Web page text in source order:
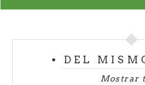
El oasis hospeda también
que se encuentra raramente
de la Groane, consiste en
anfibios, como ranas verdes,
DEL
Mostrar